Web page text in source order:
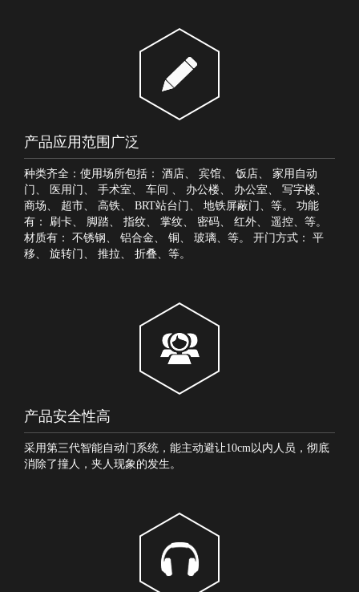
产品应用范围广泛
种类齐全：使用场所包括： 酒店、 宾馆、 饭店、 家用自动
门 、 医用门 、 手术室、 车间 、 办公楼、 办公室、 写字楼、
商场、 超市、 高铁、 BRT站台门 、 地铁屏蔽门 、等。 功能
有： 刷卡、 脚踏、 指纹、 掌纹、 密码、 红外、 遥控、等。
材质有： 不锈钢 、 铝合金、 铜 、 玻璃、等。 开门方式： 平
移、 旋转门 、 推拉、 折叠、等。
产品安全性高
采用第三代智能自动门系统，能主动避让10cm以内人员，彻底
消除了撞人，夹人现象的发生。